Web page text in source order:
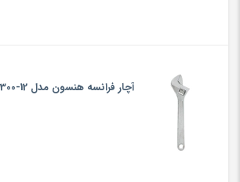
آچار فرانسه هنسون مدل 12-300 سایز 12 اینچ